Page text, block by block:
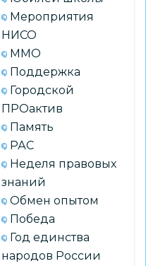
Мероприятия
НИСО
ММО
Поддержка
Городской
ПРОактив
Память
РАС
Неделя правовых
знаний
Обмен опытом
Победа
Год единства
народов России